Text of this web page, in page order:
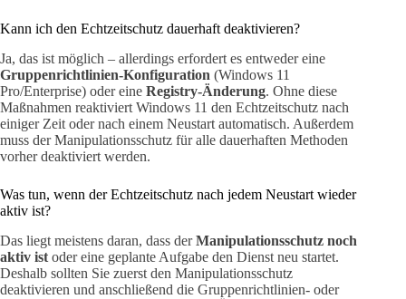
Kann ich den Echtzeitschutz dauerhaft deaktivieren?
Ja, das ist möglich – allerdings erfordert es entweder eine
Gruppenrichtlinien-Konfiguration (Windows 11
Pro/Enterprise) oder eine Registry-Änderung. Ohne diese
Maßnahmen reaktiviert Windows 11 den Echtzeitschutz nach
einiger Zeit oder nach einem Neustart automatisch. Außerdem
muss der Manipulationsschutz für alle dauerhaften Methoden
vorher deaktiviert werden.
Was tun, wenn der Echtzeitschutz nach jedem Neustart wieder
aktiv ist?
Das liegt meistens daran, dass derManipulationsschutz noch
aktiv ist oder eine geplante Aufgabe den Dienst neu startet.
Deshalb sollten Sie zuerst den Manipulationsschutz
deaktivieren und anschließend die Gruppenrichtlinien- oder